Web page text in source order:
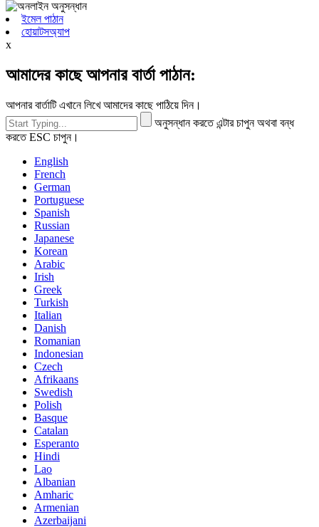
ইমেল পাঠান
হোয়াটসঅ্যাপ
x
আমাদের কাছে আপনার বার্তা পাঠান:
আপনার বার্তাটি এখানে লিখে আমাদের কাছে পাঠিয়ে দিন।
অনুসন্ধান করতে এন্টার চাপুন অথবা বন্ধ
করতে ESC চাপুন।
English
French
German
Portuguese
Spanish
Russian
Japanese
Korean
Arabic
Irish
Greek
Turkish
Italian
Danish
Romanian
Indonesian
Czech
Afrikaans
Swedish
Polish
Basque
Catalan
Esperanto
Hindi
Lao
Albanian
Amharic
Armenian
Azerbaijani